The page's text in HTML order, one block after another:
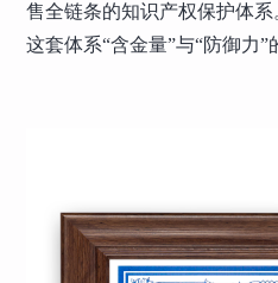
售全链条的知识产权保护体
这套体系“含金量”与“防御力”